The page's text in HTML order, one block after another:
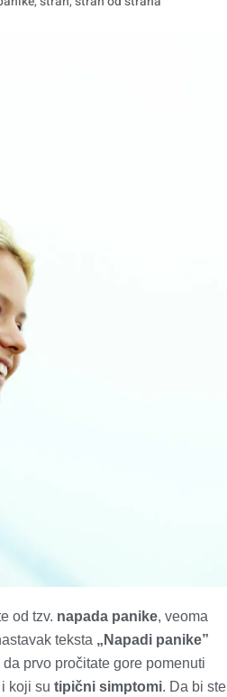
od tzv. napada panike, veoma
teksta „ Napadi panike”
prvo pročitate gore pomenuti
koji su tipični simptomi. Da bi ste